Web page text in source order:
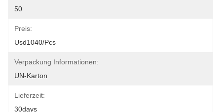
50
Preis:
Usd1040/pcs
Verpackung Informationen:
UN-Karton
Lieferzeit:
30days